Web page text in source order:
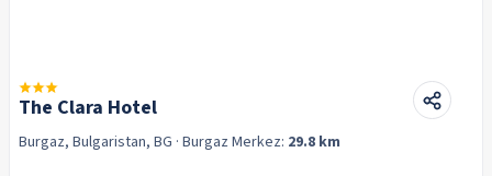
The Clara Hotel
Burgaz, Bulgaristan, BG · Burgaz Merkez: 29.8 km